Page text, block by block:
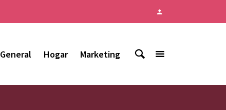
General Hogar Marketing